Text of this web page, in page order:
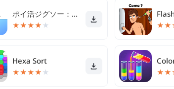
ポイ活ジグソー：楽天ポイントが稼げるパズルゲーム
★★★★ ★ ★★
Hexa Sort
★★★★ ★ ★★